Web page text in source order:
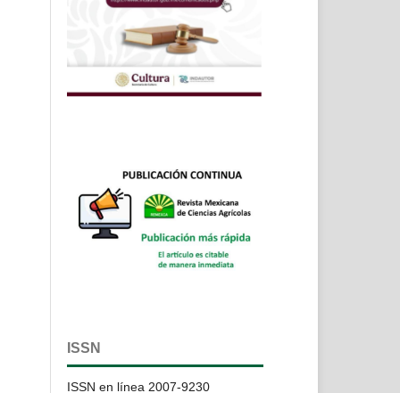
ISSN
ISSN en línea 2007-9230